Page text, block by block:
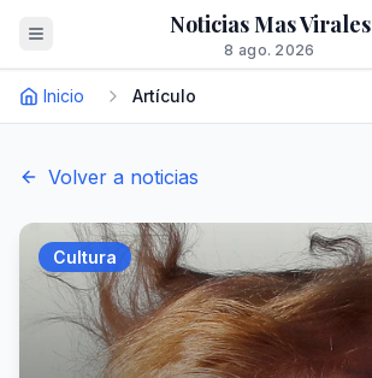
Noticias Mas Virales
8 ago. 2026
Inicio Artículo
Volver a noticias
Cultura